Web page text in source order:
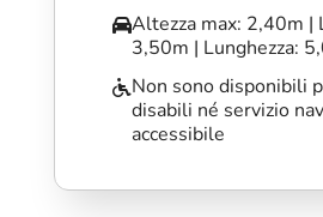
Altezza max: 2,40m |
3,50m | Lunghezza:
Non sono disponibili
disabili né servizio
accessibile